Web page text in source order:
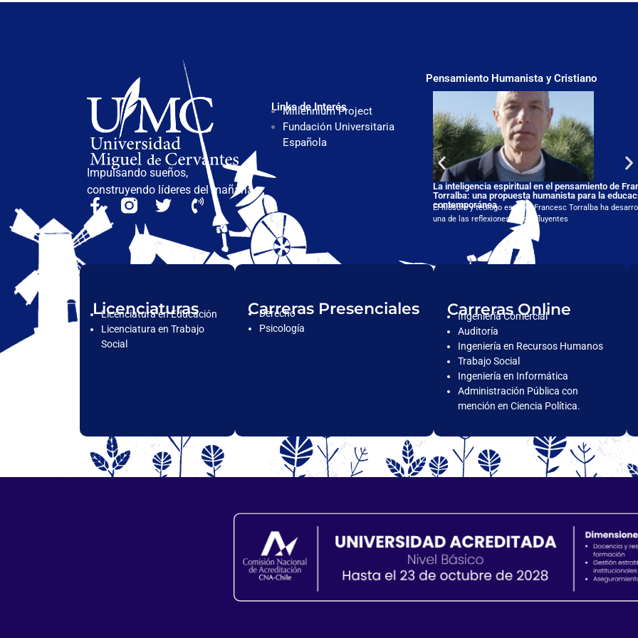
Impulsando sueños,
construyendo líderes del mañana.
Links de Interés
Millennium Project
Fundación Universitaria
Española
Pensamiento Humanista y Cristiano
La inteligencia espiritual en el pensamiento de
Torralba: una propuesta humanista para la
contemporánea
El filósofo y teólogo español Francesc Torralba ha
una de las reflexiones más influyentes
Licenciaturas
Licenciatura en Educación
Licenciatura en Trabajo
Social
Carreras Presenciales
Derecho
Psicología
Carreras Online
Ingeniería Comercial
Auditoría
Ingeniería en Recursos Humanos
Trabajo Social
Ingeniería en Informática
Administración Pública con
mención en Ciencia Política.